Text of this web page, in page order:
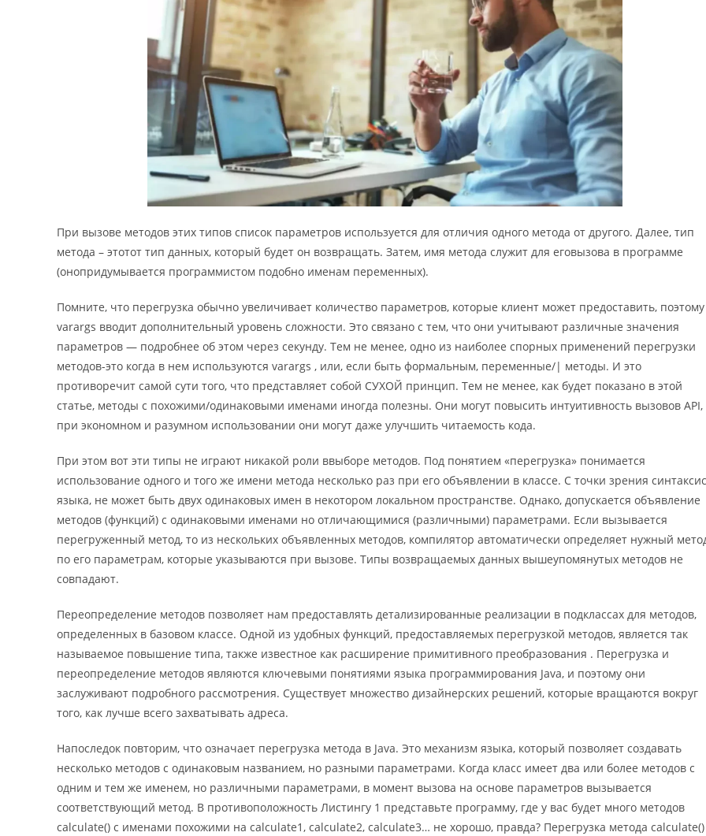
При вызове методов этих типов список параметров используется для отличия одного метода от другого. Далее, тип
метода – этотот тип данных, который будет он возвращать. Затем, имя метода служит для еговызова в программе
(онопридумывается программистом подобно именам переменных).
Помните, что перегрузка обычно увеличивает количество параметров, которые клиент может предоставить, поэтому
varargs вводит дополнительный уровень сложности. Это связано с тем, что они учитывают различные значения
параметров — подробнее об этом через секунду. Тем не менее, одно из наиболее спорных применений перегрузки
методов-это когда в нем используются varargs , или, если быть формальным, переменные/| методы. И это
противоречит самой сути того, что представляет собой СУХОЙ принцип. Тем не менее, как будет показано в этой
статье, методы с похожими/одинаковыми именами иногда полезны. Они могут повысить интуитивность вызовов API,
при экономном и разумном использовании они могут даже улучшить читаемость кода.
При этом вот эти типы не играют никакой роли ввыборе методов. Под понятием «перегрузка» понимается
использование одного и того же имени метода несколько раз при его объявлении в классе. С точки зрения
языка, не может быть двух одинаковых имен в некотором локальном пространстве. Однако, допускается объявление
методов (функций) с одинаковыми именами но отличающимися (различными) параметрами. Если вызывается
перегруженный метод, то из нескольких объявленных методов, компилятор автоматически определяет нужный
по его параметрам, которые указываются при вызове. Типы возвращаемых данных вышеупомянутых методов не
совпадают.
Переопределение методов позволяет нам предоставлять детализированные реализации в подклассах для методов,
определенных в базовом классе. Одной из удобных функций, предоставляемых перегрузкой методов, является так
называемое повышение типа, также известное как расширение примитивного преобразования . Перегрузка и
переопределение методов являются ключевыми понятиями языка программирования Java, и поэтому они
заслуживают подробного рассмотрения. Существует множество дизайнерских решений, которые вращаются вокруг
того, как лучше всего захватывать адреса.
Напоследок повторим, что означает перегрузка метода в Java. Это механизм языка, который позволяет создавать
несколько методов с одинаковым названием, но разными параметрами. Когда класс имеет два или более методов с
одним и тем же именем, но различными параметрами, в момент вызова на основе параметров вызывается
соответствующий метод. В противоположность Листингу 1 представьте программу, где у вас будет много методов
calculate() с именами похожими на calculate1, calculate2, calculate3… не хорошо, правда? Перегрузка метода calculate()